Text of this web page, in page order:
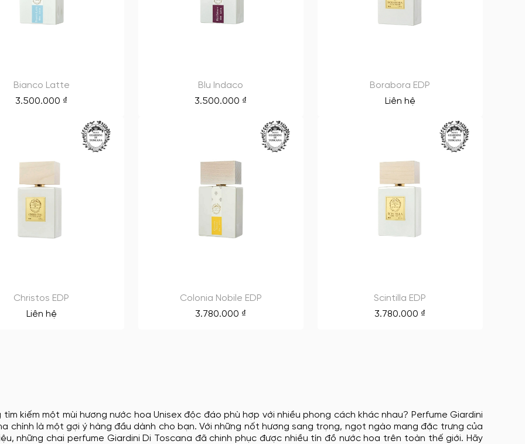
Bianco Latte
3.500.000 ₫
Blu Indaco
3.500.000 ₫
Borabora EDP
Liên hệ
Christos EDP
Liên hệ
Colonia Nobile EDP
3.780.000 ₫
Scintilla EDP
3.780.000 ₫
tìm kiếm một mùi hương nước hoa Unisex độc đáo phù hợp với nhiều phong cách khác nhau? Perfume Giardini
chính là một gợi ý hàng đầu dành cho bạn. Với những nốt hương sang trọng, ngọt ngào mang đặc trưng của
những chai perfume Giardini Di Toscana đã chinh phục được nhiều tín đồ nước hoa trên toàn thế giới. Hãy